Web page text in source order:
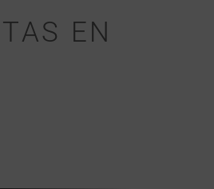
EN